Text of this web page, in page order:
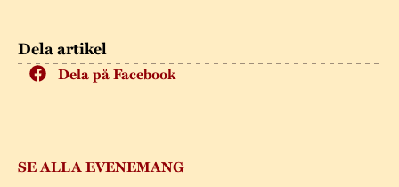
Dela artikel
Dela på Facebook
SE ALLA EVENEMANG